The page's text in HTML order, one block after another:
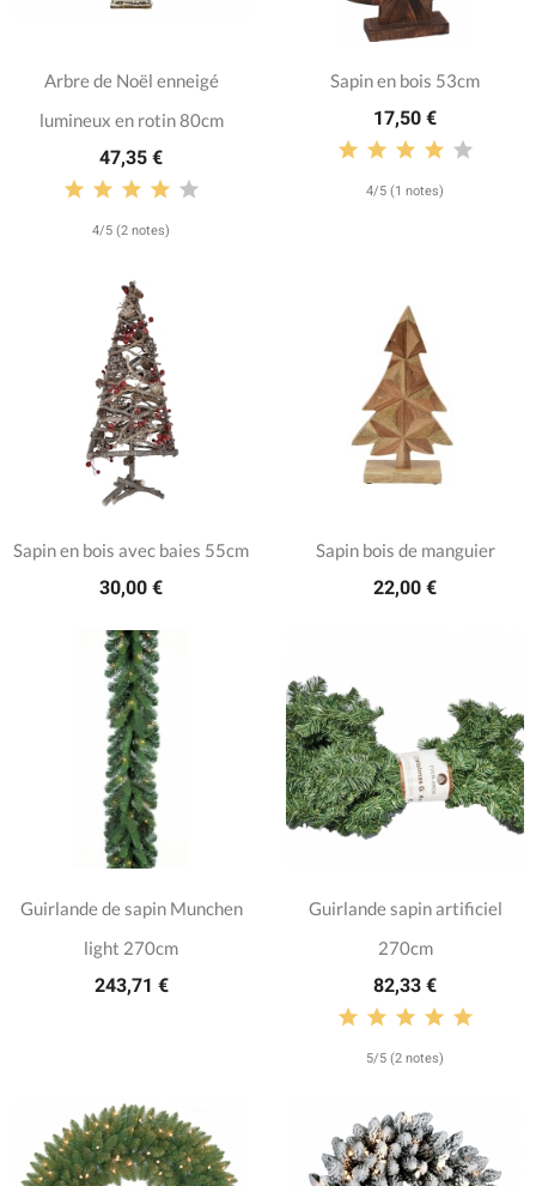
Arbre de Noël enneigé
lumineux en rotin 80cm
47,35 €
4/5 (2 notes)
Sapin en bois 53cm
17,50 €
4/5 (1 notes)
Sapin en bois avec baies 55cm
30,00 €
Sapin bois de manguier
22,00 €
Guirlande de sapin Munchen
light 270cm
243,71 €
Guirlande sapin artificiel
270cm
82,33 €
5/5 (2 notes)